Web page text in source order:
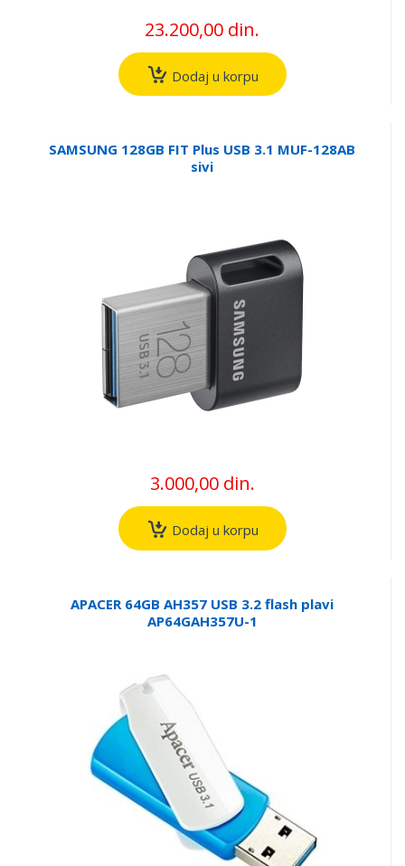
23.200,00 din.
Dodaj u korpu
SAMSUNG 128GB FIT Plus USB 3.1 MUF-128AB
sivi
3.000,00 din.
Dodaj u korpu
APACER 64GB AH357 USB 3.2 flash plavi
AP64GAH357U-1